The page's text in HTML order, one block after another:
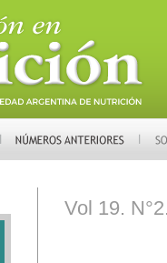
Vol 19.